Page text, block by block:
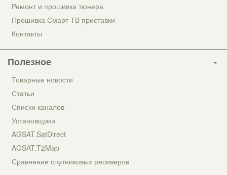
Ремонт и прошивка тюнера
Прошивка Смарт ТВ приставки
Контакты
Полезное
Товарные новости
Статьи
Списки каналов
Установщики
AGSAT.SatDirect
AGSAT.T2Map
Сравнение спутниковых ресиверов